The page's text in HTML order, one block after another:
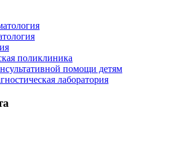
поликлиника
помощи детям
лаборатория